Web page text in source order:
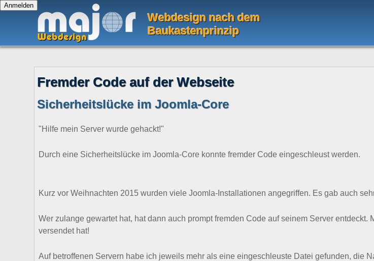
Webdesign nach dem
Baukastenprinzip
Fremder Code auf der Webseite
Sicherheitslücke im Joomla-Core
"Hilfe mein Server wurde gehackt!"
Durch eine Sicherheitslücke im Joomla-Core konnte fremder Code eingeschleust werden.
Kurz vor Weihnachten 2015 wurden viele Joomla-Installationen angegriffen. Es gab auch
Wer zulange gewartet hat, hat dann auch prompt fremden Code auf seinem Server
versendet hat!
Auf betroffenen Servern habe ich jeweils mehr als eine eingeschleuste Datei gefunden, die